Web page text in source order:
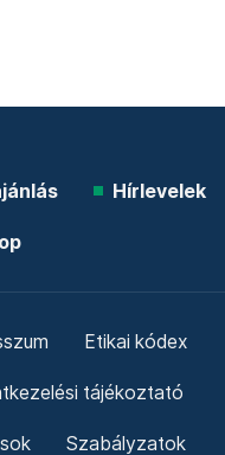
Hírlevelek
Etikai kódex
tájékoztató
Szabályzatok